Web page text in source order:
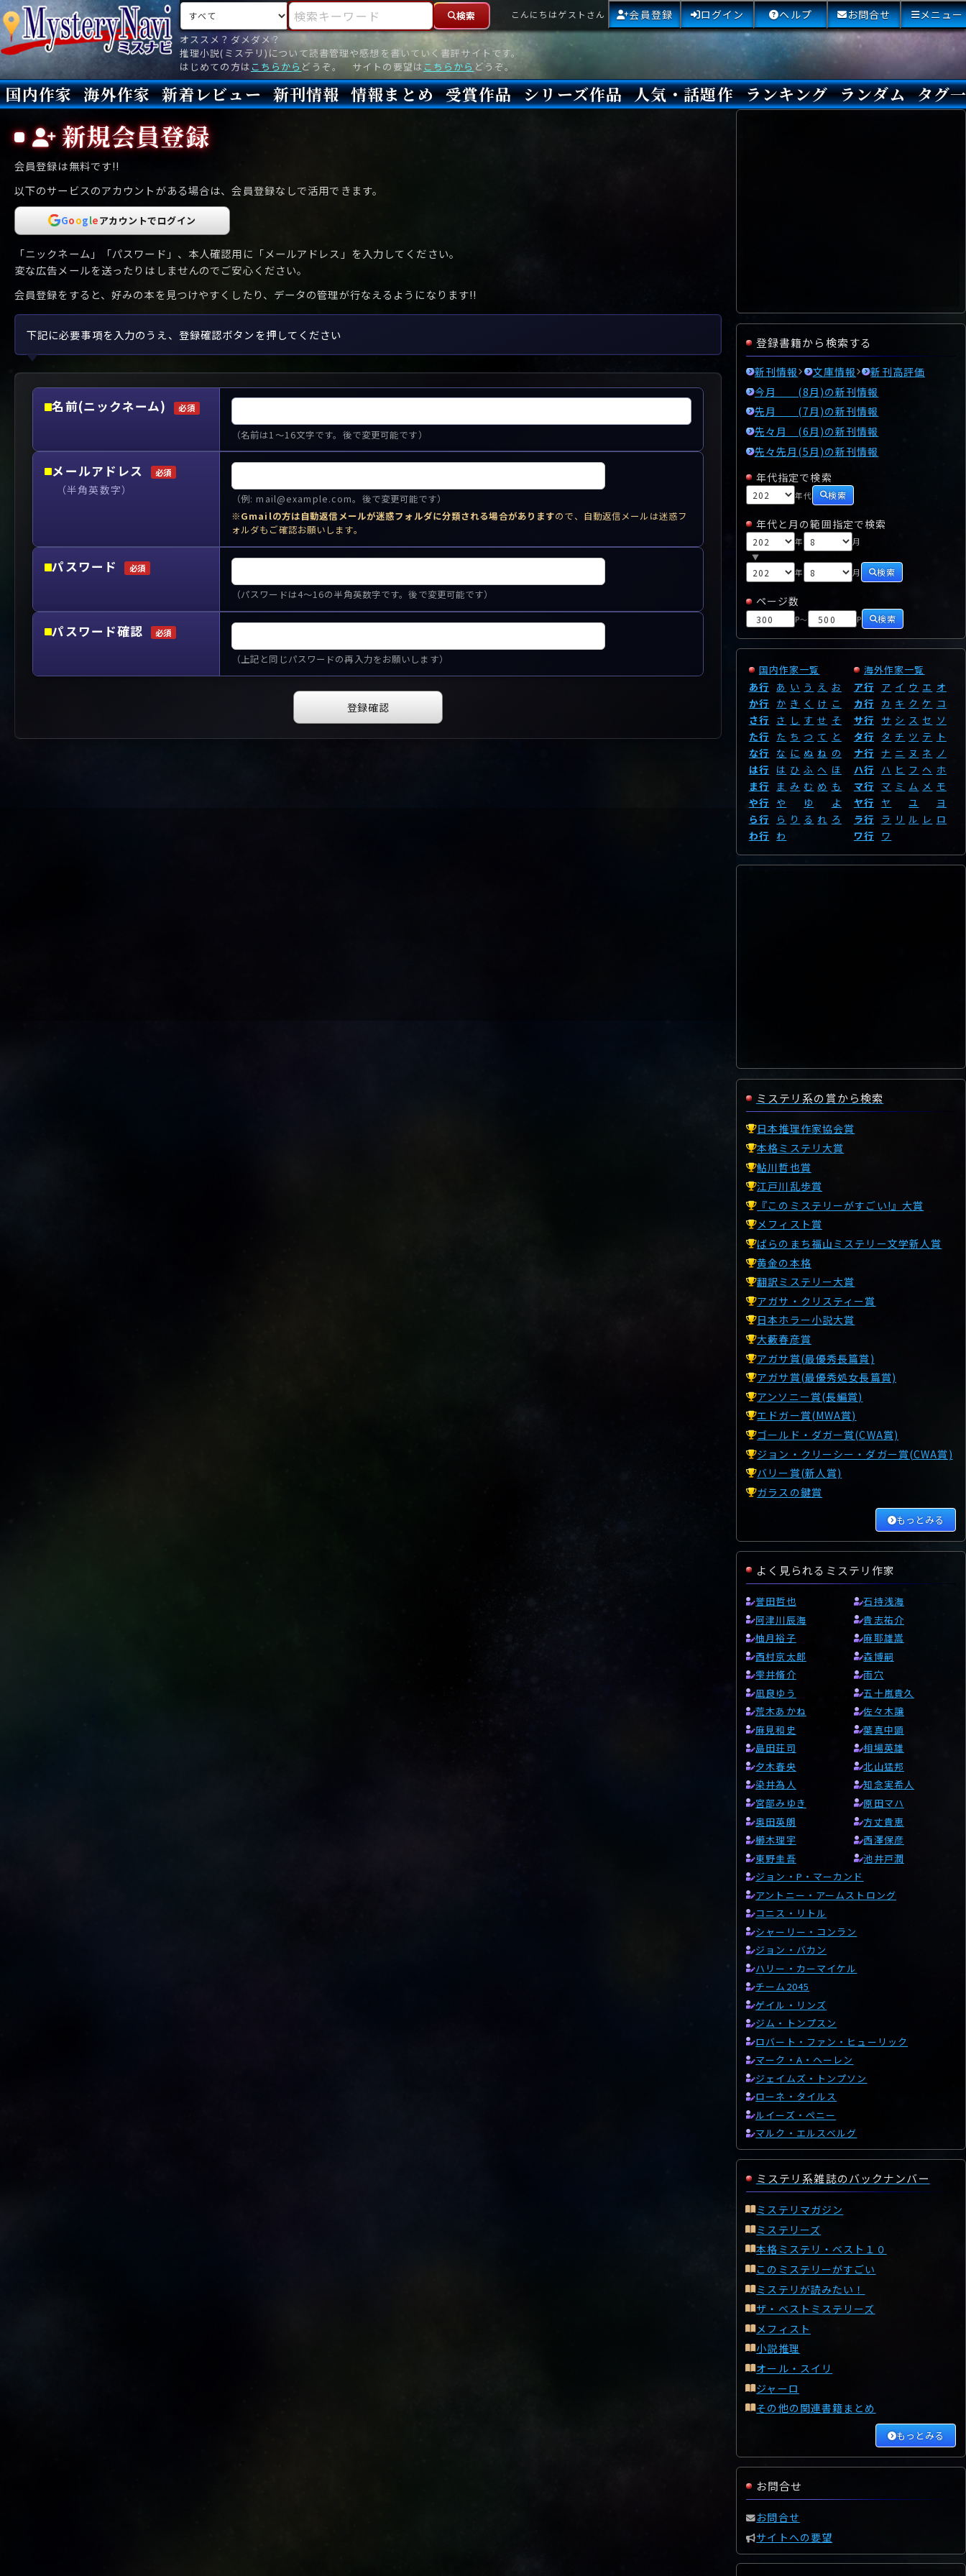
オススメ？ダメダメ？
推理小説(ミステリ)について読書管理や感想を書いていく書評サイトです。
はじめての方は こちらから どうぞ。 サイトの要望は こちらから どうぞ。
検索対象 検索キーワード
検索 こんにちはゲストさん 会員登録 ログイン ヘルプ お問合せ メニュー
国内作家
あ行 あ い う え
お
か行
か き く け
こ
た行
た ち つ て
と
な行
な に ぬ ね
の
は行
は ひ ふ へ
ほ
ま行
ま み む め
も
ら行
ら り る れ
ろ
海外作家
ア行 ア イ ウ
カ行
カ キ ク
タ行
タ チ ツ テ
ナ行
ナ ニ ヌ ネ
ハ行
ハ ヒ フ ヘ
ホ
マ行
マ ミ ム メ
モ
ラ行
ラ リ ル レ
ロ
新着レビュー 新刊情報 情報まとめ 受賞作品 シリーズ作品 人気・話題作 ランキング ランダム タグ
新規会員登録
会員登録は無料です!!
以下のサービスのアカウントがある場合は、会員登録なしで活用できます。
Googleアカウントでログイン
「ニックネーム」「パスワード」、本人確認用に「メールアドレス」を入力してください。
変な広告メールを送ったりはしませんのでご安心ください。
会員登録をすると、好みの本を見つけやすくしたり、データの管理が行なえるようになります!!
下記に必要事項を入力のうえ、登録確認ボタンを押してください
名前(ニックネーム) 必須
（名前は1～16文字です。後で変更可能です）
メールアドレス 必須
（半角英数字）
（例: mail@example.com。後で変更可能です）
※Gmailの方は自動返信メールが迷惑フォルダに分類される場合がありますので、自動返信メールは迷惑フ
ォルダもご確認お願いします。
パスワード 必須
（パスワードは4～16の半角英数字です。後で変更可能です）
パスワード確認 必須
（上記と同じパスワードの再入力をお願いします）
登録確認
登録書籍から検索する
新刊情報 文庫情報
新刊高評価
今月 (8月)の新刊情報
先月 (7月)の新刊情報
先々月 (6月)の新刊情報
先々先月(5月)の新刊情報
年代指定で検索
年代 検索
年代と月の範囲指定で検索
年 月
▼
年 月 検索
ページ数
P～ P 検索
国内作家一覧
あ行
あ い う え お
か行
か き く け こ
さ行
さ し す せ そ
た行
た ち つ て と
な行
な に ぬ ね の
は行
は ひ ふ へ ほ
ま行
ま み む め も
や行
や ゆ
よ
ら行
ら り る れ ろ
わ行 わ
海外作家一覧
ア行
ア イ ウ エ オ
カ行
カ キ ク ケ コ
サ行
サ シ ス セ ソ
タ行
タ チ ツ テ
ト
ナ行
ナ ニ ヌ ネ ノ
ハ行
ハ ヒ フ ヘ ホ
マ行
マ ミ ム メ モ
ヤ行
ヤ ユ
ヨ
ラ行
ラ リ ル レ ロ
ワ行
ワ
ミステリ系の賞から検索
日本推理作家協会賞
本格ミステリ大賞
鮎川哲也賞
江戸川乱歩賞
『このミステリーがすごい!』大賞
メフィスト賞
ばらのまち福山ミステリー文学新人賞
黄金の本格
翻訳ミステリー大賞
アガサ・クリスティー賞
日本ホラー小説大賞
大藪春彦賞
アガサ賞(最優秀長篇賞)
アガサ賞(最優秀処女長篇賞)
アンソニー賞(長編賞)
エドガー賞(MWA賞)
ゴールド・ダガー賞(CWA賞)
ジョン・クリーシー・ダガー賞(CWA賞)
バリー賞(新人賞)
ガラスの鍵賞
もっとみる
よく見られるミステリ作家
誉田哲也
石持浅海
阿津川辰海
貴志祐介
柚月裕子
麻耶雄嵩
西村京太郎
森博嗣
雫井脩介
雨穴
凪良ゆう
五十嵐貴久
荒木あかね
佐々木譲
麻見和史
葉真中顕
島田荘司
相場英雄
夕木春央
北山猛邦
染井為人
知念実希人
宮部みゆき
原田マハ
奥田英朗
方丈貴恵
櫛木理宇
西澤保彦
東野圭吾
池井戸潤
ジョン・P・マーカンド
アントニー・アームストロング
コニス・リトル
シャーリー・コンラン
ジョン・バカン
ハリー・カーマイケル
チーム2045
ゲイル・リンズ
ジム・トンプスン
ロバート・ファン・ヒューリック
マーク・A・ヘーレン
ジェイムズ・トンプソン
ローネ・タイルス
ルイーズ・ペニー
マルク・エルスべルグ
ミステリ系雑誌のバックナンバー
ミステリマガジン
ミステリーズ
本格ミステリ・ベスト１０
このミステリーがすごい
ミステリが読みたい！
ザ・ベストミステリーズ
メフィスト
小説推理
オール・スイリ
ジャーロ
その他の関連書籍まとめ
もっとみる
お問合せ
お問合せ
サイトへの要望